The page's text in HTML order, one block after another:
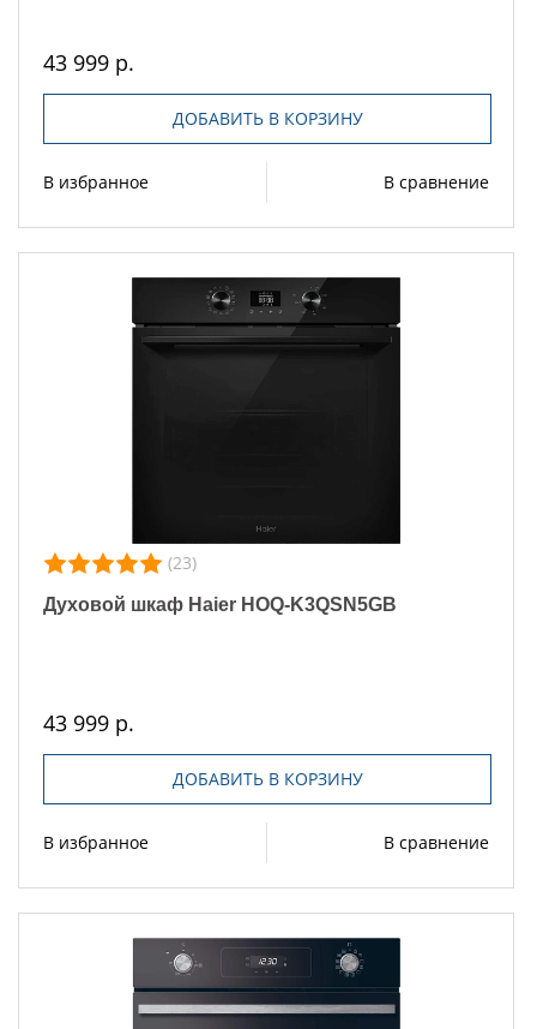
43 999 р.
ДОБАВИТЬ В КОРЗИНУ
В избранное В сравнение
(23)
Духовой шкаф Haier HOQ-K3QSN5GB
43 999 р.
ДОБАВИТЬ В КОРЗИНУ
В избранное В сравнение